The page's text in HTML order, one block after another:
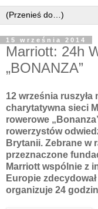
15 września 2014
Marriott: 24h
„BONANZA”
12 września
charytatywna sieci
rowerowe
rowerzystów
Brytanii. Zebrane w
przeznaczone
Marriott wspólnie z
Europie
organizuje 24